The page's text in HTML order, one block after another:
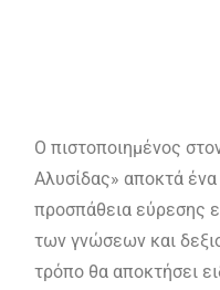
Ο πιστοποιημένος
Αλυσίδας» αποκτά
προσπάθεια εύρεσης
των γνώσεων και
τρόπο θα αποκτήσει